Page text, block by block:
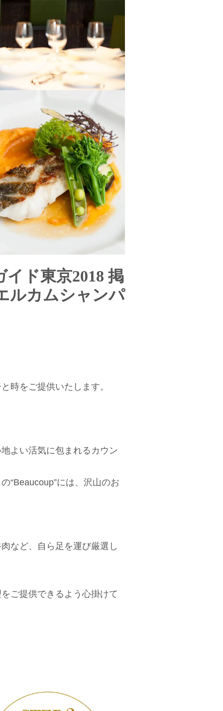
ド東京2018 掲
ルカムシャンパ
時をご提供いたします。
よい活気に包まれるカウン
“Beaucoup”には、沢山のお
など、自ら足を運び厳選し
ご提供できるよう心掛けて